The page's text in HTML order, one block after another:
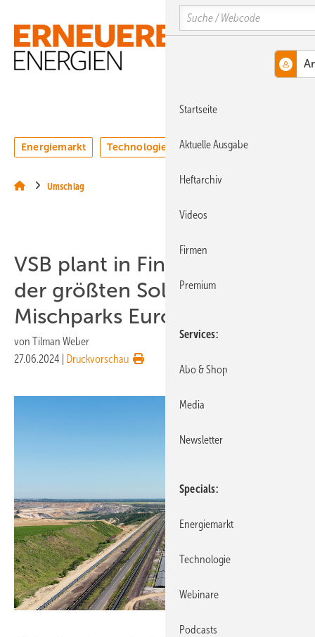
Hauptinhalt
Hauptmenü
SiteSearch
MENÜ
Energiemarkt Technologie Webinare
Umschlag
VSB plant in Finnland einen
der größten Solar-Wind-
Mischparks Europas
von Tilman Weber
27.06.2024
Druckvorschau
Search
Startseite
Aktuelle Ausgabe
Heftarchiv
Videos
Firmen
Premium
Services
Abo & Shop
Media
Newsletter
Specials
Energiemarkt
Technologie
Webinare
Podcasts